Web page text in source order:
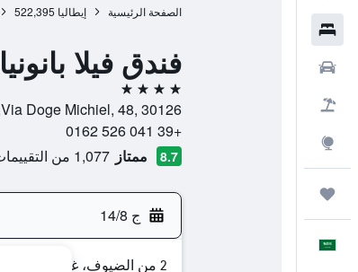
الصفحة الرئيسية إيطاليا 522,395
فندق فيلا بانونيا
4 نجوم
Via Doge Michiel, 48, 30126, البندقية, فينيتو, إيطاليا
+39 041 526 0162
8.7 ممتاز 1,077 من التقييمات تم التحقق منها
ج 14/8
2 من الضيوف، غرفة واحدة